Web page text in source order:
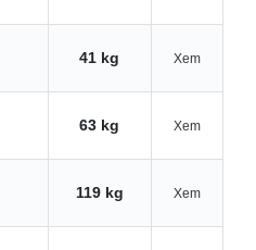
41 kg Xem
63 kg Xem
119 kg Xem